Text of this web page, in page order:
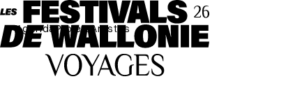
AgendaProjetsArtistes